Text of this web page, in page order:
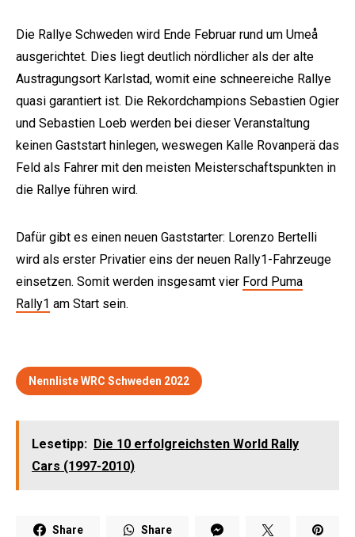
Die Rallye Schweden wird Ende Februar rund um Umeå
ausgerichtet. Dies liegt deutlich nördlicher als der alte
Austragungsort Karlstad, womit eine schneereiche Rallye
quasi garantiert ist. Die Rekordchampions Sebastien Ogier
und Sebastien Loeb werden bei dieser Veranstaltung
keinen Gaststart hinlegen, weswegen Kalle Rovanperä das
Feld als Fahrer mit den meisten Meisterschaftspunkten in
die Rallye führen wird.
Dafür gibt es einen neuen Gaststarter: Lorenzo Bertelli
wird als erster Privatier eins der neuen Rally1-Fahrzeuge
einsetzen. Somit werden insgesamt vier Ford Puma
Rally1 am Start sein.
Nennliste WRC Schweden 2022
Lesetipp: Die 10 erfolgreichsten World Rally
Cars (1997-2010)
Share Share